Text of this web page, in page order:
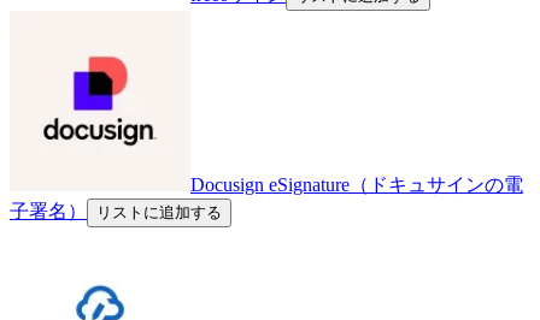
Docusign eSignature（ドキュサインの電
子署名）
リストに追加する